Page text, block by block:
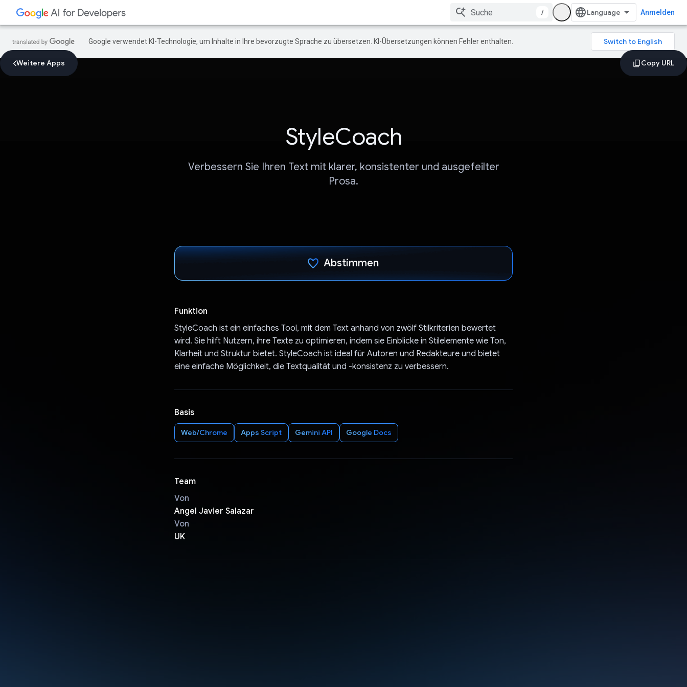
/ Anmelden
Google verwendet KI-Technologie, um Inhalte in Ihre bevorzugte Sprache zu übersetzen. KI-Übersetzungen können Fehler enthalten.
Weitere Apps
StyleCoach
Verbessern Sie Ihren Text mit klarer, konsistenter und ausgefeilter
Prosa.
Abstimmen
Funktion
StyleCoach ist ein einfaches Tool, mit dem Text anhand von zwölf Stilkriterien bewertet
wird. Sie hilft Nutzern, ihre Texte zu optimieren, indem sie Einblicke in Stilelemente wie Ton,
Klarheit und Struktur bietet. StyleCoach ist ideal für Autoren und Redakteure und bietet
eine einfache Möglichkeit, die Textqualität und -konsistenz zu verbessern.
Basis
Web/Chrome Apps Script Gemini API Google Docs
Team
Von
Angel Javier Salazar
Von
UK